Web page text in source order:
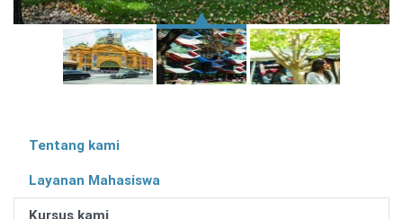
Tentang kami
Layanan Mahasiswa
Kursus kami